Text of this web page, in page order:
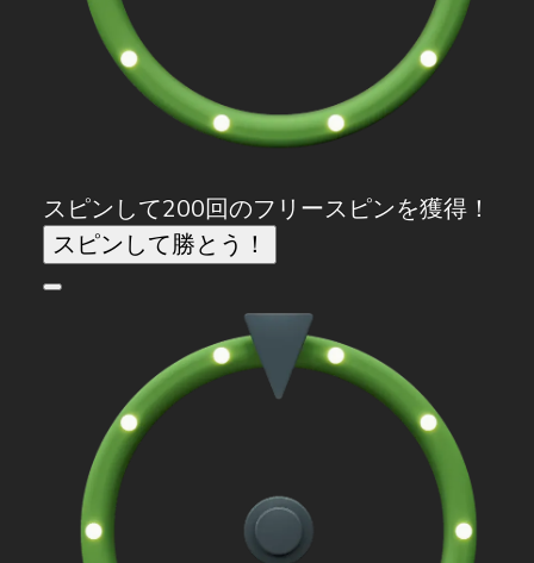
スピンして200回のフリースピンを獲得！
スピンして勝とう！